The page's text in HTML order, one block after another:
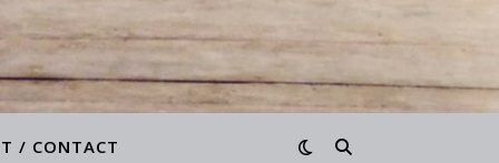
/ CONTACT